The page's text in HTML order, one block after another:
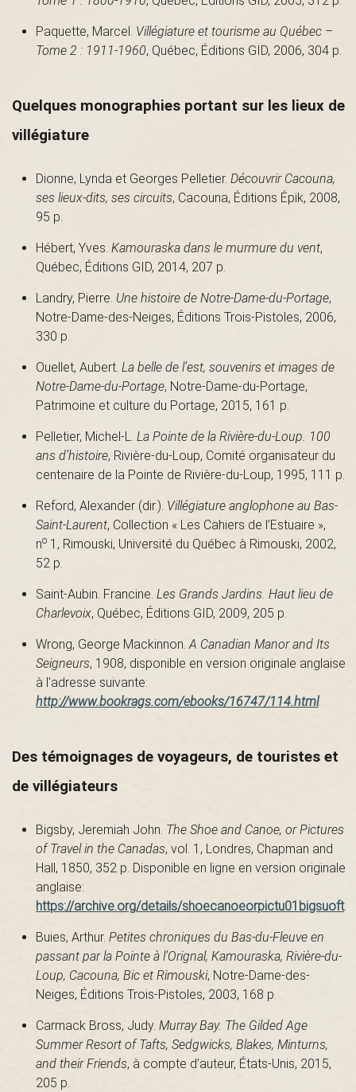
B
L
Paquette, Marcel. Villégiature et tourisme au Québec –
Tome 2 : 1911-1960, Québec, Éditions GID, 2006, 304 p.
Quelques monographies portant sur les lieux de
villégiature
Dionne, Lynda et Georges Pelletier. Découvrir Cacouna,
ses lieux-dits, ses circuits, Cacouna, Éditions Épik, 2008,
95 p.
Hébert, Yves. Kamouraska dans le murmure du vent,
Québec, Éditions GID, 2014, 207 p.
Landry, Pierre. Une histoire de Notre-Dame-du-Portage,
Notre-Dame-des-Neiges, Éditions Trois-Pistoles, 2006,
330 p.
Ouellet, Aubert. La belle de l’est, souvenirs et images de
Notre-Dame-du-Portage, Notre-Dame-du-Portage,
Patrimoine et culture du Portage, 2015, 161 p.
Pelletier, Michel-L. La Pointe de la Rivière-du-Loup. 100
ans d’histoire, Rivière-du-Loup, Comité organisateur du
centenaire de la Pointe de Rivière-du-Loup, 1995, 111 p.
Reford, Alexander (dir.). Villégiature anglophone au Bas-
Saint-Laurent, Collection « Les Cahiers de l’Estuaire »,
no 1, Rimouski, Université du Québec à Rimouski, 2002,
52 p.
Saint-Aubin. Francine. Les Grands Jardins. Haut lieu de
Charlevoix, Québec, Éditions GID, 2009, 205 p.
Wrong, George Mackinnon.A Canadian Manor and Its
Seigneurs, 1908, disponible en version originale anglaise
à l'adresse suivante:
http://www.bookrags.com/ebooks/16747/114.html.
Des témoignages de voyageurs, de touristes et
de villégiateurs
Bigsby, Jeremiah John. The Shoe and Canoe, or Pictures
of Travel in the Canadas, vol. 1, Londres, Chapman and
Hall, 1850, 352 p. Disponible en ligne en version originale
anglaise:
https://archive.org/details/shoecanoeorpictu01bigsuoft.
Buies, Arthur. Petites chroniques du Bas-du-Fleuve en
passant par la Pointe à l’Orignal, Kamouraska, Rivière-du-
Loup, Cacouna, Bic et Rimouski, Notre-Dame-des-
Neiges, Éditions Trois-Pistoles, 2003, 168 p.
Carmack Bross, Judy. Murray Bay. The Gilded Age
Summer Resort of Tafts, Sedgwicks, Blakes, Minturns,
and their Friends, à compte d’auteur, États-Unis, 2015,
205 p.